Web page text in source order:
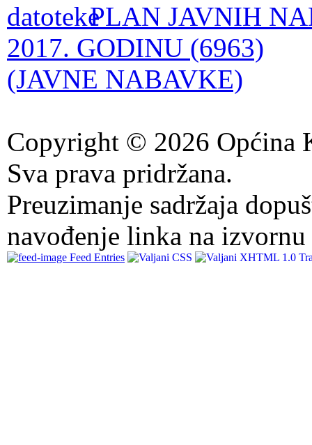
PLAN JAVNIH
2017. GODINU (6963)
(JAVNE NABAVKE)
Copyright © 2026 Općina
Sva prava pridržana.
Preuzimanje sadržaja
navođenje linka na izvornu
Feed Entries